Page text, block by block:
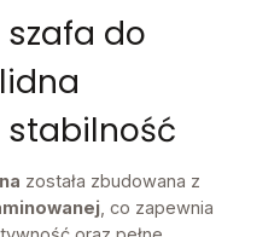
do
stabilność
została zbudowana z
, co zapewnia